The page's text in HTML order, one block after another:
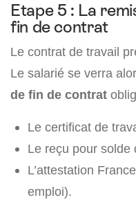
Etape 5 : La
fin de contrat
Le contrat de travail
Le salarié se verra
de fin de contrat
Le certificat de
Le reçu pour solde
L’attestation
emploi).